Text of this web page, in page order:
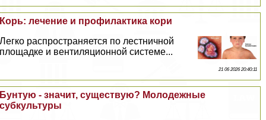
Корь: лечение и профилактика кори
Легко распространяется по лестничной
площадке и вентиляционной системе...
21 06 2026 20:40:11
Бунтую - значит, существую? Молодежные
субкультуры